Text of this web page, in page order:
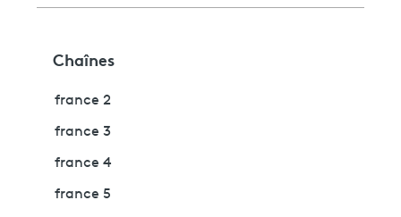
Chaînes
france 2
france 3
france 4
france 5